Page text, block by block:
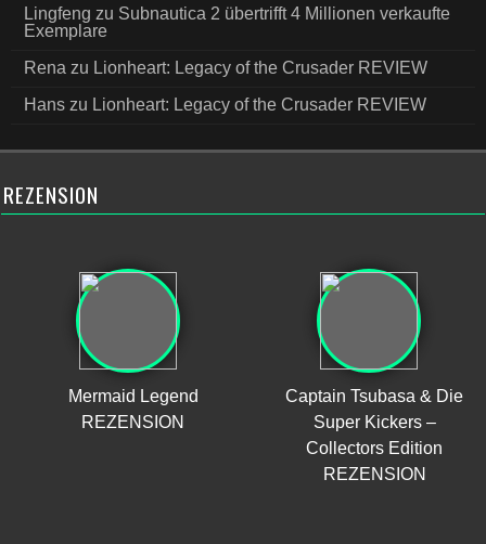
Lingfeng zu Subnautica 2 übertrifft 4 Millionen verkaufte
Exemplare
Rena zu Lionheart: Legacy of the Crusader REVIEW
Hans zu Lionheart: Legacy of the Crusader REVIEW
REZENSION
Mermaid Legend
REZENSION
Captain Tsubasa & Die
Super Kickers –
Collectors Edition
REZENSION